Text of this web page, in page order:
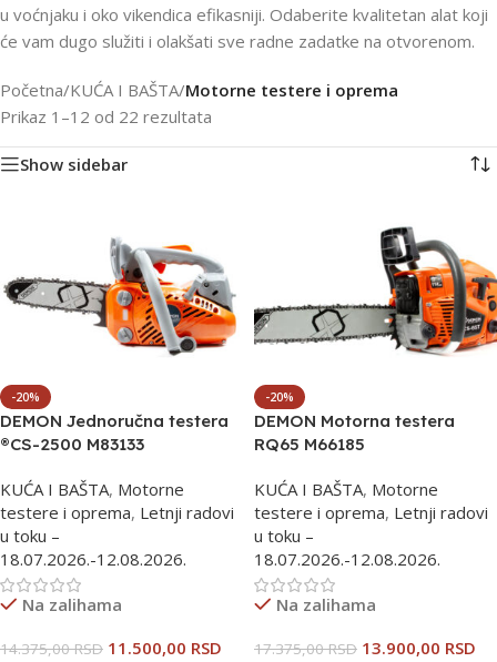
u voćnjaku i oko vikendica efikasniji. Odaberite kvalitetan alat koji
će vam dugo služiti i olakšati sve radne zadatke na otvorenom.
Početna/KUĆA I BAŠTA/Motorne testere i oprema
Prikaz 1–12 od 22 rezultata
Show sidebar
-20%
DEMON Jednoručna testera
®CS-2500 M83133
KUĆA I BAŠTA, Motorne
testere i oprema, Letnji radovi
u toku –
18.07.2026.-12.08.2026.
Na zalihama
14.375,00RSD 11.500,00 RSD
-20%
DEMON Motorna testera
RQ65 M66185
KUĆA I BAŠTA, Motorne
testere i oprema, Letnji radovi
u toku –
18.07.2026.-12.08.2026.
Na zalihama
17.375,00RSD 13.900,00 RSD